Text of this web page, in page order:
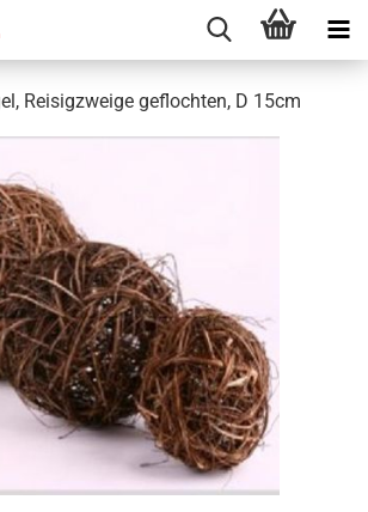
Reisigzweige geflochten, D 15cm